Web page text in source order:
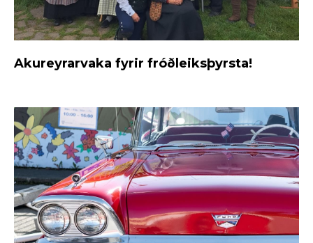
Akureyrarvaka fyrir fróðleiksþyrsta!